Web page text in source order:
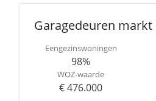
Garagedeuren
Eengezinswoningen
98%
WOZ-waarde
€ 476.000